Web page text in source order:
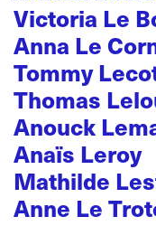
Victoria Le
Anna Le
Tommy
Thomas
Anouck
Anaïs Leroy
Mathilde
Anne Le